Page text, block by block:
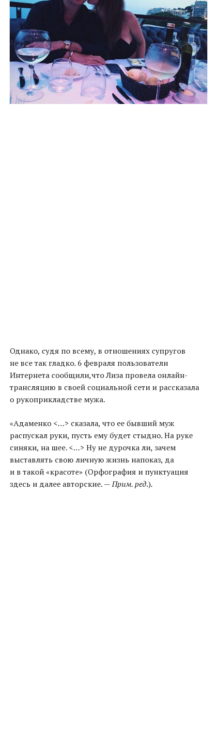
Однако, судя по всему, в отношениях супругов
не все так гладко. 6 февраля пользователи
Интернета сообщили,что Лиза провела онлайн-
трансляцию в своей социальной сети и рассказала
о рукоприкладстве мужа.
«Адаменко <…> сказала, что ее бывший муж
распускал руки, пусть ему будет стыдно. На руке
синяки, на шее. <…> Ну не дурочка ли, зачем
выставлять свою личную жизнь напоказ, да
и в такой«красоте» (Орфография и пунктуация
здесь и далее авторские. —Прим. ред.).